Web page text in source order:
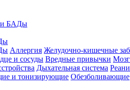
и БАДы
Аллергия Желудочно-кишечные
и сосуды Вредные привычки
Дыхательная система
и тонизирующие Обезболивающие